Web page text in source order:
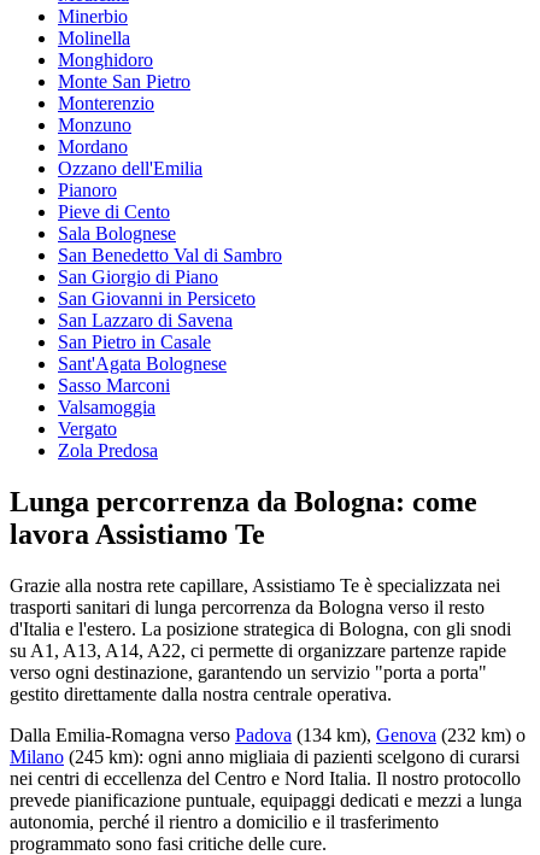
Minerbio
Molinella
Monghidoro
Monte San Pietro
Monterenzio
Monzuno
Mordano
Ozzano dell'Emilia
Pianoro
Pieve di Cento
Sala Bolognese
San Benedetto Val di Sambro
San Giorgio di Piano
San Giovanni in Persiceto
San Lazzaro di Savena
San Pietro in Casale
Sant'Agata Bolognese
Sasso Marconi
Valsamoggia
Vergato
Zola Predosa
Lunga percorrenza da Bologna: come
lavora Assistiamo Te
Grazie alla nostra rete capillare, Assistiamo Te è specializzata nei
trasporti sanitari di lunga percorrenza da Bologna verso il resto
d'Italia e l'estero. La posizione strategica di Bologna, con gli snodi
su A1, A13, A14, A22, ci permette di organizzare partenze rapide
verso ogni destinazione, garantendo un servizio "porta a porta"
gestito direttamente dalla nostra centrale operativa.
Dalla Emilia-Romagna verso Padova (134 km), Genova (232 km) o
Milano (245 km): ogni anno migliaia di pazienti scelgono di curarsi
nei centri di eccellenza del Centro e Nord Italia. Il nostro protocollo
prevede pianificazione puntuale, equipaggi dedicati e mezzi a lunga
autonomia, perché il rientro a domicilio e il trasferimento
programmato sono fasi critiche delle cure.